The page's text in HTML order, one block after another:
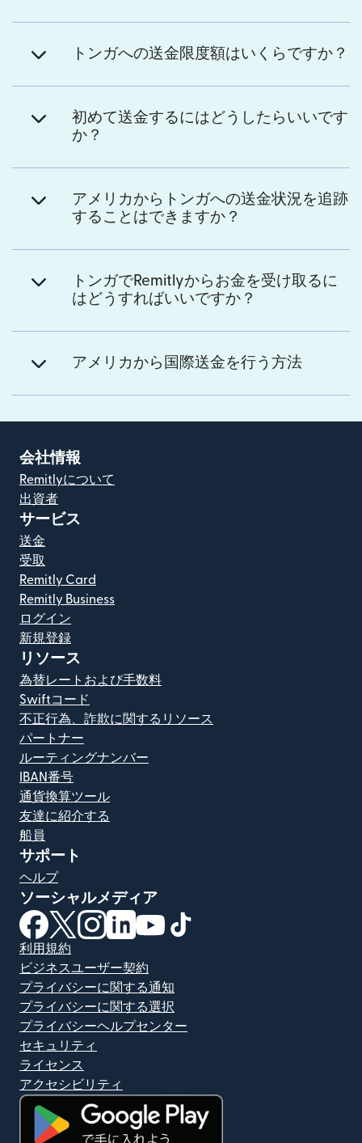
トンガへの送金限度額はいくらですか？
初めて送金するにはどうしたらいいです
か？
アメリカからトンガへの送金状況を追跡
することはできますか？
トンガでRemitlyからお金を受け取るに
はどうすればいいですか？
アメリカから国際送金を行う方法
会社情報
Remitlyについて
出資者
サービス
送金
受取
Remitly Card
Remitly Business
ログイン
新規登録
リソース
為替レートおよび手数料
Swiftコード
不正行為、詐欺に関するリソース
パートナー
ルーティングナンバー
IBAN番号
通貨換算ツール
友達に紹介する
船員
サポート
ヘルプ
ソーシャルメディア
（別ウィンドウで開きます）
（別ウィンドウで開きます）
（別ウィンドウで開きます）
（別ウィンドウで開きます）
（別ウィンドウで開きます）
利用規約
ビジネスユーザー契約
プライバシーに関する通知
プライバシーに関する選択
プライバシーヘルプセンター
セキュリティ
ライセンス
アクセシビリティ